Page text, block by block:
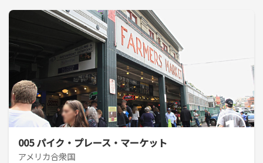
005 パイク・プレース・マーケット
アメリカ合衆国